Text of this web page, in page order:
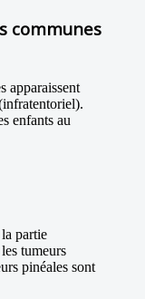
communes
apparaissent
enfants au
partie
tumeurs
pinéales sont